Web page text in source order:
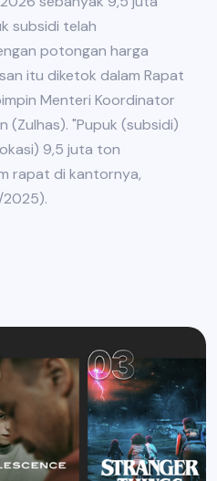
subsidi telah
potongan harga
itu diketok dalam Rapat
Menteri Koordinator
(Zulhas). "Pupuk (subsidi)
9,5 juta ton
rapat di kantornya,
2025).